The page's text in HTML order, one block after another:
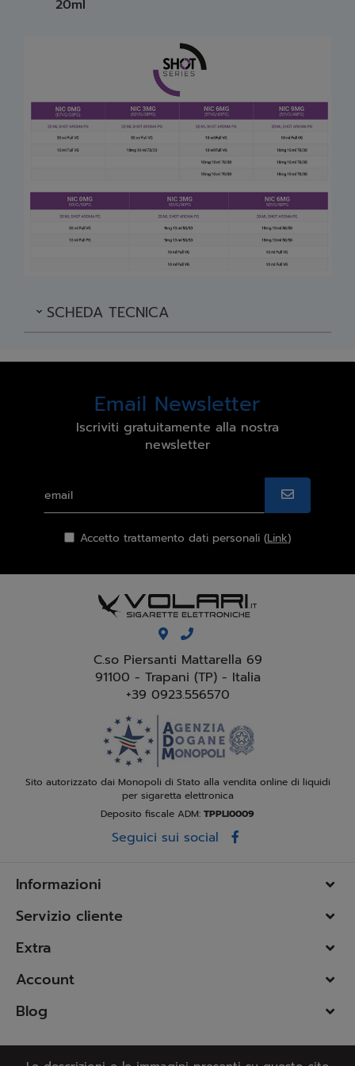
20ml
SCHEDA TECNICA
Email Newsletter
Iscriviti gratuitamente alla nostra
newsletter
Accetto trattamento dati personali (Link)
C.so Piersanti Mattarella 69
91100 - Trapani (TP) - Italia
+39 0923.556570
Sito autorizzato dai Monopoli di Stato alla vendita online di liquidi
per sigaretta elettronica
Deposito fiscale ADM: TPPLI0009
Seguici sui social
Informazioni
Servizio cliente
Extra
Account
Blog